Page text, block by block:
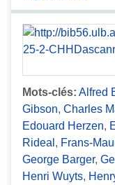
Mots-clés: Alfred
Gibson, Charles
Edouard Herzen,
Rideal , Frans-
George Barger,
Henri Wuyts,